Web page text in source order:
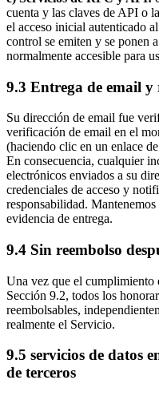
cuenta y las claves de API o
el acceso inicial autenticado
control se emiten y se ponen
normalmente accesible para
9.3 Entrega de email
Su dirección de email fue
verificación de email en el
(haciendo clic en un enlace
En consecuencia, cualquier
electrónicos enviados a su
credenciales de acceso y
responsabilidad.
evidencia de entrega.
9.4 Sin reembolso
Una vez que el cumplimiento
Sección 9.2, todos los
reembolsables,
realmente el Servicio.
9.5 servicios de datos
de terceros